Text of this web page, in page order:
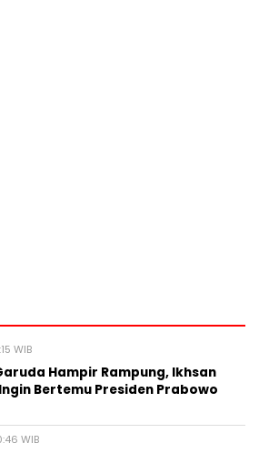
WIB
Hampir Rampung, Ikhsan
Bertemu Presiden Prabowo
WIB